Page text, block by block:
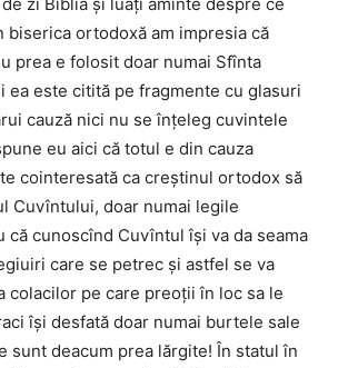
biserica ortodoxă am impresia că
prea e folosit doar numai Sfînta
ea este citită pe fragmente cu glasuri
cauză nici nu se înţeleg cuvintele
eu aici că totul e din cauza
cointeresată ca creştinul ortodox să
Cuvîntului, doar numai legile
că cunoscînd Cuvîntul îşi va da seama
care se petrec şi astfel se va
colacilor pe care preoţii în loc sa le
îşi desfată doar numai burtele sale
sunt deacum prea lărgite! În statul în